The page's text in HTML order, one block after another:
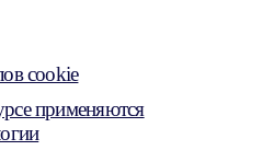
cookie
применяются